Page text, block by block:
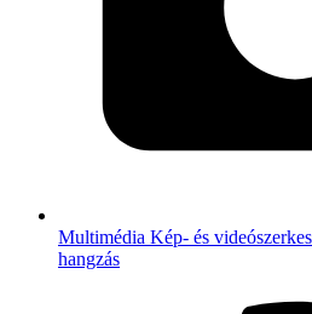
Multimédia Kép- és
hangzás